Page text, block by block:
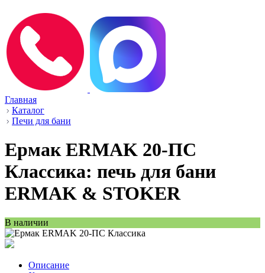
Главная
Каталог
Печи для бани
Ермак ERMAK 20-ПС
Классика: печь для бани
ERMAK & STOKER
В наличии
Описание